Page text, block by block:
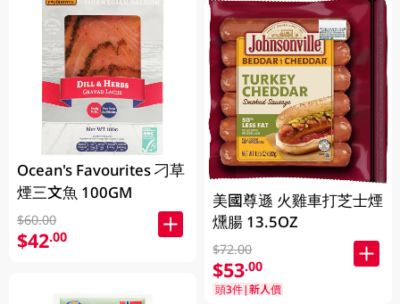
Ocean's Favourites 刁草
煙三文魚 100GM
$60.00
$42.00
美國尊遜 火雞車打芝士煙
燻腸 13.5OZ
$72.00
$53.00
頭3件|新人價